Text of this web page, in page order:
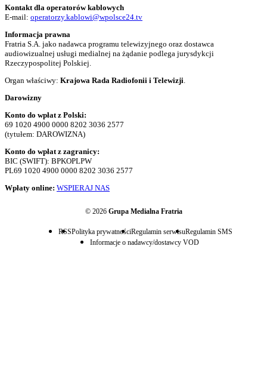
Kontakt dla operatorów kablowych
E-mail: operatorzy.kablowi@wpolsce24.tv
Informacja prawna
Fratria S.A. jako nadawca programu telewizyjnego oraz dostawca
audiowizualnej usługi medialnej na żądanie podlega jurysdykcji
Rzeczypospolitej Polskiej.
Organ właściwy: Krajowa Rada Radiofonii i Telewizji
Darowizny
Konto do wpłat z Polski:
69 1020 4900 0000 8202 3036 2577
(tytułem: DAROWIZNA)
Konto do wpłat z zagranicy:
BIC (SWIFT): BPKOPLPW
PL69 1020 4900 0000 8202 3036 2577
Wpłaty online: WSPIERAJ NAS
© 2026 Grupa Medialna Fratria
RSSPolityka prywatnościRegulamin serwisuRegulamin SMS
Informacje o nadawcy/dostawcy VOD